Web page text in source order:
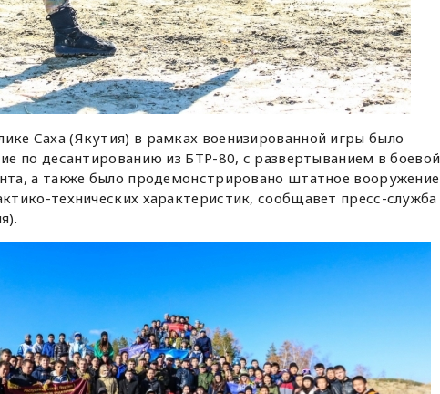
Саха (Якутия) в рамках военизированной игры было
по десантированию из БТР-80, с развертыванием в боевой
а также было продемонстрировано штатное вооружение
технических характеристик, сообщавет пресс-служба